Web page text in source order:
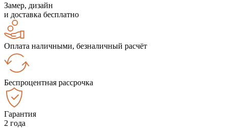
Замер, дизайн
и доставка бесплатно
Оплата наличными, безналичный расчёт
Беспроцентная рассрочка
Гарантия
2 года